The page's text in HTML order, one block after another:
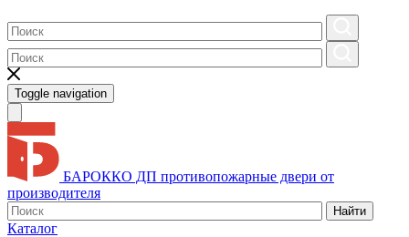
Toggle navigation
БАРОККО ДП противопожарные двери от
производителя
Найти
Каталог